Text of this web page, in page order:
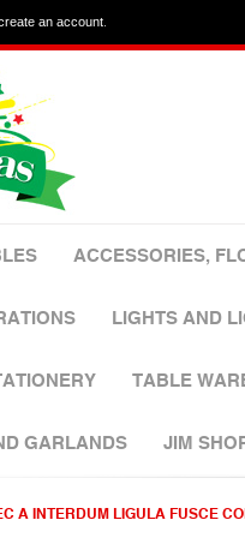
an account
ACCESSORIES,
LIGHTS AND
TABLE
GARLANDS JIM
A INTERDUM LIGULA FUSCE